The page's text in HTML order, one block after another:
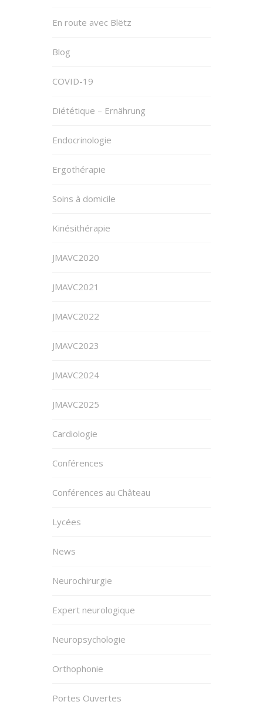
En route avec Blëtz
Blog
COVID-19
Diététique – Ernährung
Endocrinologie
Ergothérapie
Soins à domicile
Kinésithérapie
JMAVC2020
JMAVC2021
JMAVC2022
JMAVC2023
JMAVC2024
JMAVC2025
Cardiologie
Conférences
Conférences au Château
Lycées
News
Neurochirurgie
Expert neurologique
Neuropsychologie
Orthophonie
Portes Ouvertes